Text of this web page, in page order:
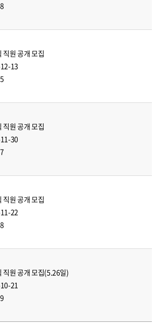
직원 공개 모집
13
직원 공개 모집
30
직원 공개 모집
22
직원 공개 모집(5.26일)
21